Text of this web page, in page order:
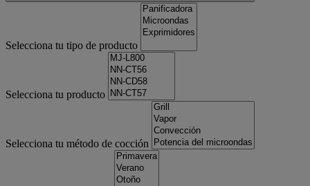
Selecciona tu tipo de producto
Selecciona tu producto
Selecciona tu método de cocción